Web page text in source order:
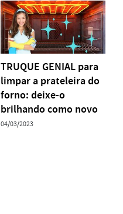
TRUQUE GENIAL para
limpar a prateleira do
forno: deixe-o
brilhando como novo
04/03/2023